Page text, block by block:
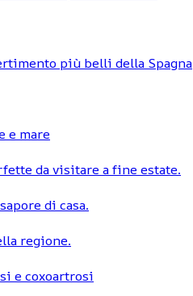
più belli della Spagna
e mare
da visitare a fine estate.
di casa.
regione.
e coxoartrosi